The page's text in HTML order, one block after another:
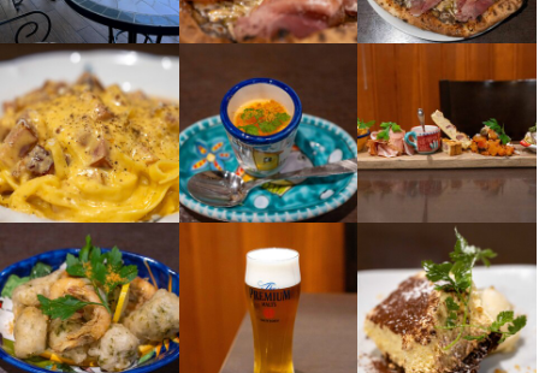
・昇給・年2回の実績賞与、家族手当など
当店では、スタッフが安心して長く働ける環境づくりに力を入れ
ています。「充実した福利厚生のもとでしっかり休み、最高のパ
フォーマンスを発揮してほしい」という考えのもと、働きやすい
制度を整えてきました。安定した環境でスキルを身につけ、成長
したい方に最適な職場です。
アルバイトの方も働きやすい環境が整っています。
・シフトは週2日・1日4時間から対応可能
・まかないで絶品イタリアンが楽しめる
・未経験からのスタートも大歓迎
また、時給1,300円で週20時間以上勤務できる雇用形態もありま
す。
ピッツェリア　オオサキ 本店
勤務地
埼玉県戸田市下戸田2-24-23
連絡先
048-446-0300
法人名・事業者名
株式会社大﨑